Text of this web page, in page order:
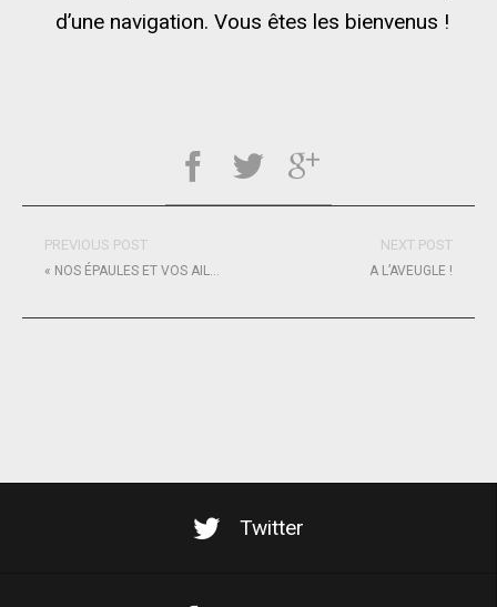
d’une navigation. Vous êtes les bienvenus !
PREVIOUS POST
« NOS ÉPAULES ET VOS AILES » S’ENGAGE POUR LUTTER CONTRE LES EFFETS DURABLES DES CRISES SUR LES PLUS JEUNES
NEXT POST
A L’AVEUGLE !
Twitter